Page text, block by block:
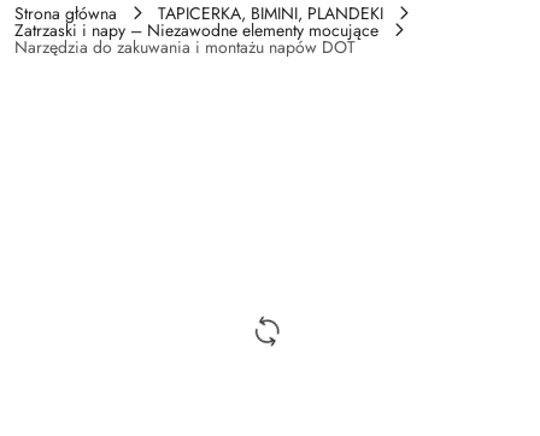
Strona główna TAPICERKA, BIMINI, PLANDEKI
Zatrzaski i napy – Niezawodne elementy mocujące
Narzędzia do zakuwania i montażu napów DOT